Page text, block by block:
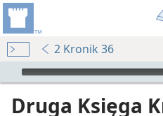
2 Kronik 36
Audio Player
Druga Księga